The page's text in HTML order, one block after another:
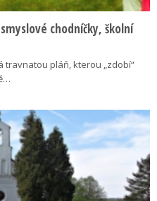
chodníčky, školní
travnatou pláň, kterou „zdobí“